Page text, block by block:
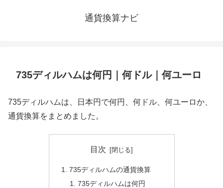
通貨換算ナビ
735ディルハムは何円｜何ドル｜何ユーロ
735ディルハムは、日本円で何円、何ドル、何ユーロか、
通貨換算をまとめました。
目次
735ディルハムの通貨換算
735ディルハムは何円